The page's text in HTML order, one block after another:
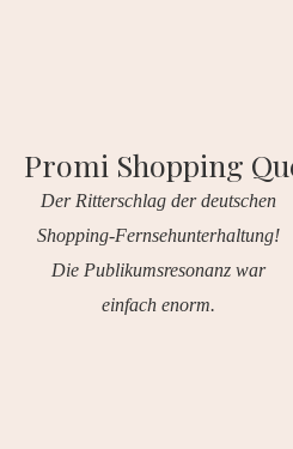
Promi Shopping
Der Ritterschlag der deutschen
Shopping-Fernsehunterhaltung!
Die Publikumsresonanz war
einfach enorm.